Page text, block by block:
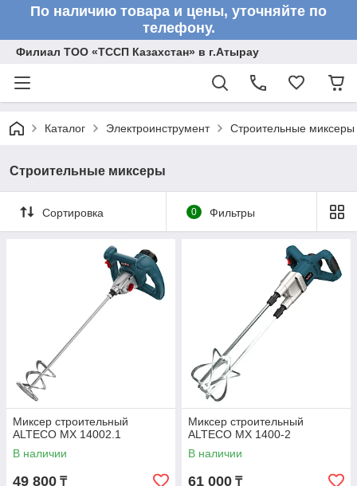
По наличию товара и цены, уточняйте по
телефону.
Филиал ТОО «ТССП Казахстан» в г.Атырау
Каталог Электроинструмент Строительные миксеры
Строительные миксеры
Сортировка 0 Фильтры
Миксер строительный
ALTECO MX 14002.1
В наличии
49 800 ₸
Миксер строительный
ALTECO MX 1400-2
В наличии
61 000 ₸